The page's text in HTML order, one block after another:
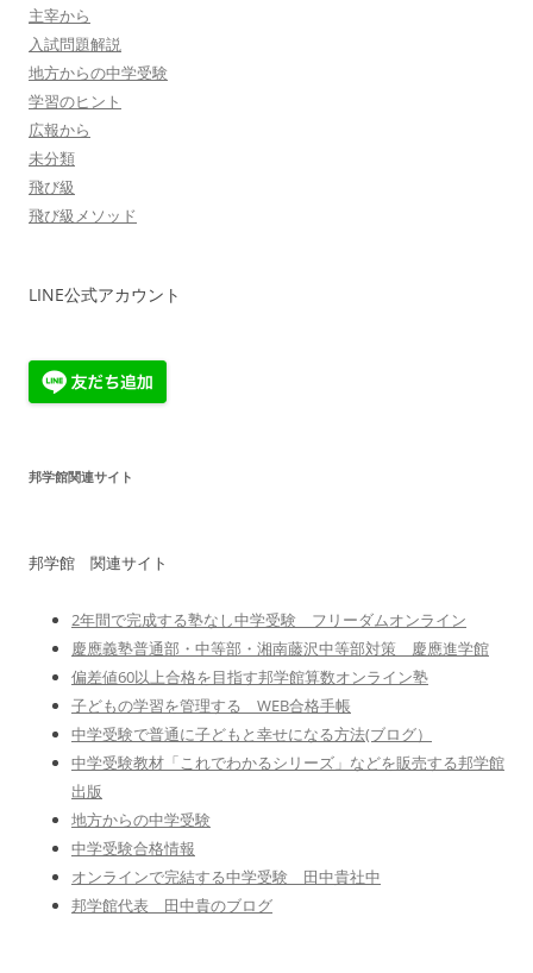
主宰から
入試問題解説
地方からの中学受験
学習のヒント
広報から
未分類
飛び級
飛び級メソッド
LINE公式アカウント
邦学館関連サイト
邦学館 関連サイト
2年間で完成する塾なし中学受験 フリーダムオンライン
慶應義塾普通部・中等部・湘南藤沢中等部対策 慶應進学館
偏差値60以上合格を目指す邦学館算数オンライン塾
子どもの学習を管理する WEB合格手帳
中学受験で普通に子どもと幸せになる方法(ブログ）
中学受験教材「これでわかるシリーズ」などを販売する邦学館
出版
地方からの中学受験
中学受験合格情報
オンラインで完結する中学受験 田中貴社中
邦学館代表 田中貴のブログ